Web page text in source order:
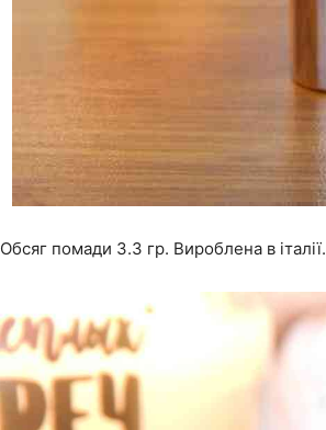
Обсяг помади 3.3 гр. Вироблена в італії.